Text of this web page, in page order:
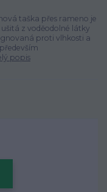
taška přes rameno je
z voděodolné látky
proti vlhkosti a
popis